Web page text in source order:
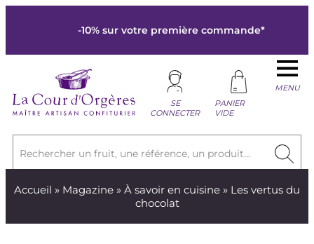
-10% sur votre première commande*
Rechercher un fruit, une référence, un produit...
SE
CONNECTER
PANIER
VIDE
MENU
Accueil » Magazine » À savoir en cuisine » Les vertus du
chocolat